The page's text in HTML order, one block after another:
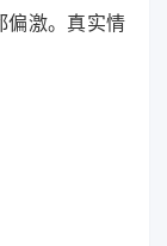
偏激。真实情